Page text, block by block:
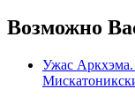
Возможно
Ужас Аркхэма.